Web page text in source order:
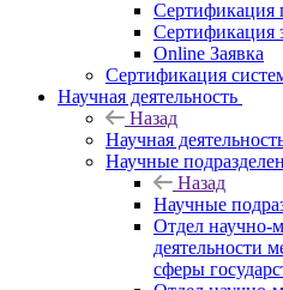
Сертификация
Сертификация
Online Заявка
Сертификация
Научная деятельность
Назад
Научная
Научные
Назад
Научные
Отдел научно-
деятельности
сферы